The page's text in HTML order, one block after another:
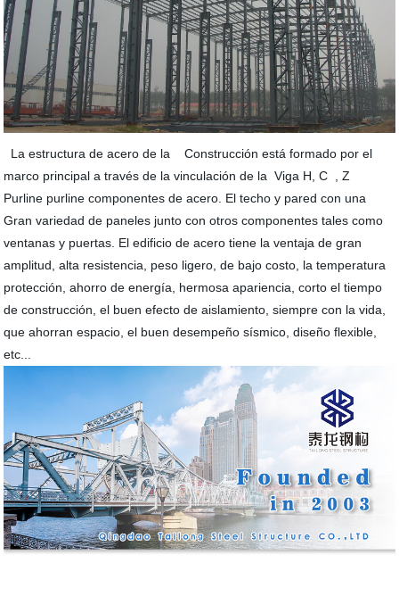
La estructura de acero de la Construcción está formado por el
marco principal a través de la vinculación de la Viga H, C , Z
Purline purline componentes de acero. El techo y pared con una
Gran variedad de paneles junto con otros componentes tales como
ventanas y puertas. El edificio de acero tiene la ventaja de gran
amplitud, alta resistencia, peso ligero, de bajo costo, la temperatura
protección, ahorro de energía, hermosa apariencia, corto el tiempo
de construcción, el buen efecto de aislamiento, siempre con la vida,
que ahorran espacio, el buen desempeño sísmico, diseño flexible,
etc...